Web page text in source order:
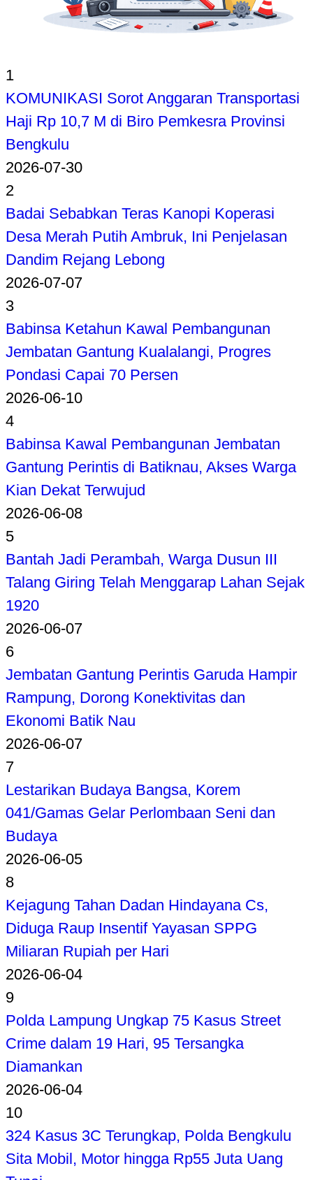
1
KOMUNIKASI Sorot Anggaran Transportasi
Haji Rp 10,7 M di Biro Pemkesra Provinsi
Bengkulu
2026-07-30
2
Badai Sebabkan Teras Kanopi Koperasi
Desa Merah Putih Ambruk, Ini Penjelasan
Dandim Rejang Lebong
2026-07-07
3
Babinsa Ketahun Kawal Pembangunan
Jembatan Gantung Kualalangi, Progres
Pondasi Capai 70 Persen
2026-06-10
4
Babinsa Kawal Pembangunan Jembatan
Gantung Perintis di Batiknau, Akses Warga
Kian Dekat Terwujud
2026-06-08
5
Bantah Jadi Perambah, Warga Dusun III
Talang Giring Telah Menggarap Lahan Sejak
1920
2026-06-07
6
Jembatan Gantung Perintis Garuda Hampir
Rampung, Dorong Konektivitas dan
Ekonomi Batik Nau
2026-06-07
7
Lestarikan Budaya Bangsa, Korem
041/Gamas Gelar Perlombaan Seni dan
Budaya
2026-06-05
8
Kejagung Tahan Dadan Hindayana Cs,
Diduga Raup Insentif Yayasan SPPG
Miliaran Rupiah per Hari
2026-06-04
9
Polda Lampung Ungkap 75 Kasus Street
Crime dalam 19 Hari, 95 Tersangka
Diamankan
2026-06-04
10
324 Kasus 3C Terungkap, Polda Bengkulu
Sita Mobil, Motor hingga Rp55 Juta Uang